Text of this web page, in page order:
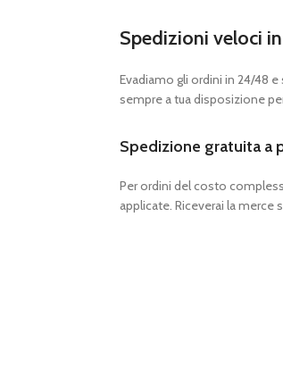
Spedizioni veloci
Evadiamo gli ordini in 24/48
sempre a tua disposizione
Spedizione gratuita a
Per ordini del costo
applicate. Riceverai la merce